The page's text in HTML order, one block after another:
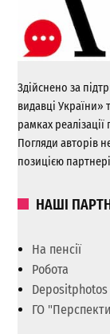
Здійснено за
видавці
рамках
Погляди авторів
позицією
НАШІ
На пенсії
Робота
Depositphotos
ГО